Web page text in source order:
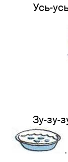
Усь-усь-
Зу-зу-
.